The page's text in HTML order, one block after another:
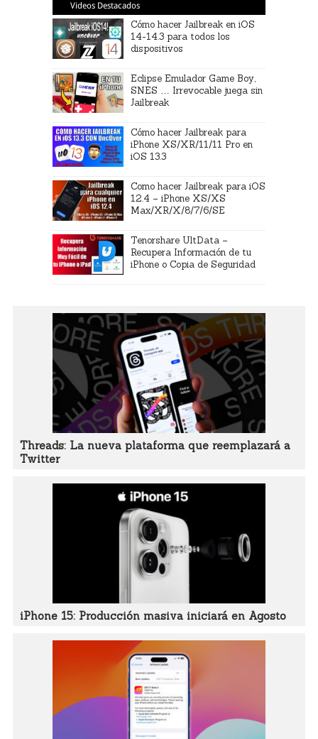
Videos Destacados
Cómo hacer Jailbreak en iOS
14-14.3 para todos los
dispositivos
Eclipse Emulador Game Boy,
SNES … Irrevocable juega sin
Jailbreak
Cómo hacer Jailbreak para
iPhone XS/XR/11/11 Pro en
iOS 13.3
Como hacer Jailbreak para iOS
12.4 – iPhone XS/XS
Max/XR/X/8/7/6/SE
Tenorshare UltData –
Recupera Información de tu
iPhone o Copia de Seguridad
Threads: La nueva plataforma que reemplazará a
Twitter
iPhone 15: Producción masiva iniciará en Agosto